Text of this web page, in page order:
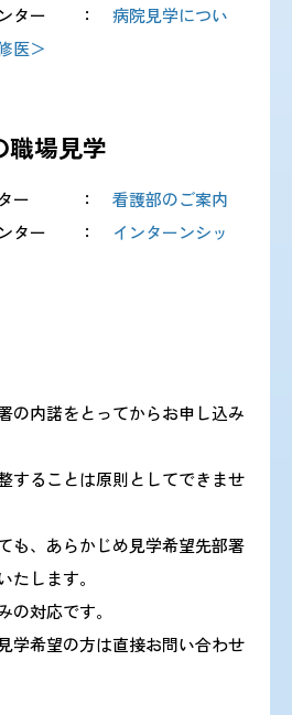
ンター ： 病院見学につい
医＞
職場見学
ンター ： 看護部のご案内
ンター ： インターンシッ
の内諾をとってからお申し込み
することは原則としてできませ
も、あらかじめ見学希望先部署
たします。
の対応です。
学希望の方は直接お問い合わせ